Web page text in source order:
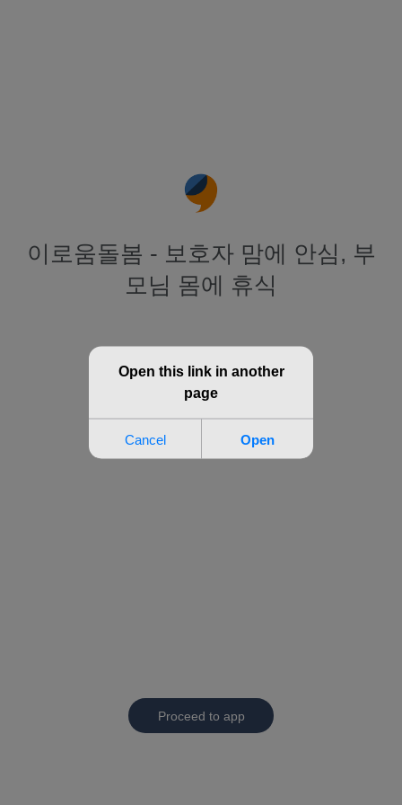
이로움돌봄 - 보호자 맘에 안심, 부
모님 몸에 휴식
Proceed to app